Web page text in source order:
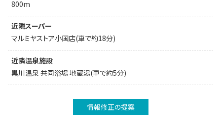
800m
近隣スーパー
マルミヤストア小国店(車で約18分)
近隣温泉施設
黒川温泉 共同浴場 地蔵湯(車で約5分)
情報修正の提案